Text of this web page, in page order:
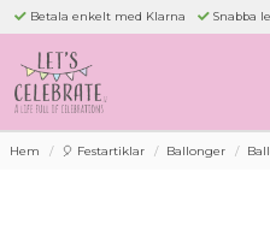
Betala enkelt med Klarna Snabba
Hem 🎈 Festartiklar Ballonger